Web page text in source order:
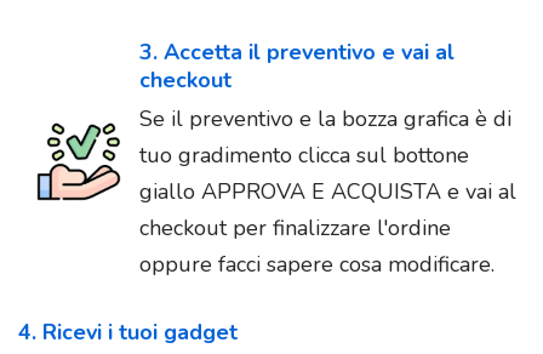
3. Accetta il preventivo e vai al
checkout
Se il preventivo e la bozza grafica è di
tuo gradimento clicca sul bottone
giallo APPROVA E ACQUISTA e vai al
checkout per finalizzare l'ordine
oppure facci sapere cosa modificare.
4. Ricevi i tuoi gadget